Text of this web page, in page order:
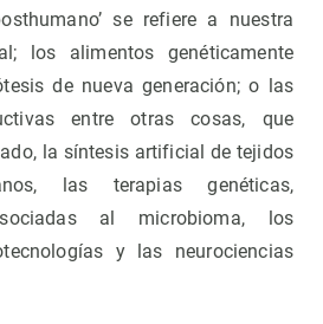
se refiere a nuestra
los alimentos genéticamente
de nueva generación; o las
entre otras cosas, que
la síntesis artificial de tejidos
las terapias genéticas,
al microbioma, los
y las neurociencias